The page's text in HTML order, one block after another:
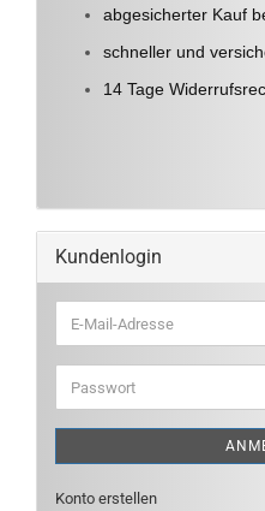
abgesicherter Kauf
schneller und
14 Tage
Kundenlogin
E-
Mail-
Adresse
Passwort
Konto erstellen